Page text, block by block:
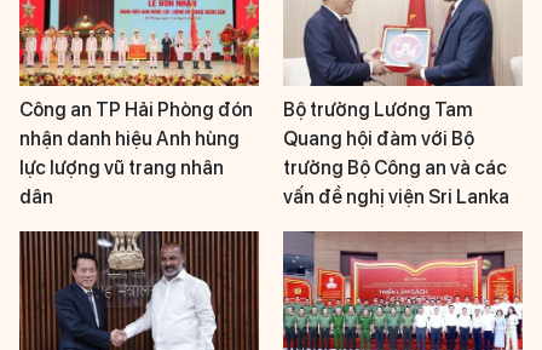
Công an TP Hải Phòng đón
nhận danh hiệu Anh hùng
lực lượng vũ trang nhân
dân
Bộ trưởng Lương Tam
Quang hội đàm với Bộ
trưởng Bộ Công an và các
vấn đề nghị viện Sri Lanka